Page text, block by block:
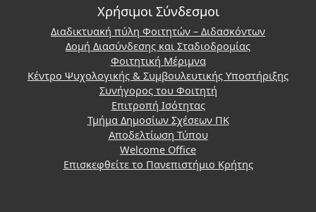
Χρήσιμοι Σύνδεσμοι
Διαδικτυακή πύλη Φοιτητών – Διδασκόντων
Δομή Διασύνδεσης και Σταδιοδρομίας
Φοιτητική Μέριμνα
Κέντρο Ψυχολογικής & Συμβουλευτικής Υποστήριξης
Συνήγορος του Φοιτητή
Επιτροπή Ισότητας
Τμήμα Δημοσίων Σχέσεων ΠΚ
Αποδελτίωση Τύπου
Welcome Office
Επισκεφθείτε το Πανεπιστήμιο Κρήτης